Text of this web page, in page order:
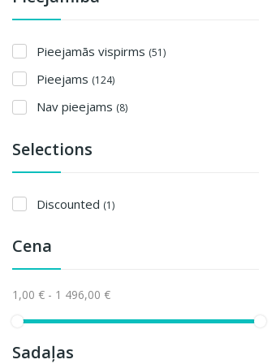
Pieejamās vispirms (51)
Pieejams (124)
Nav pieejams (8)
Selections
Discounted (1)
Cena
1,00 € - 1 496,00 €
Sadaļas